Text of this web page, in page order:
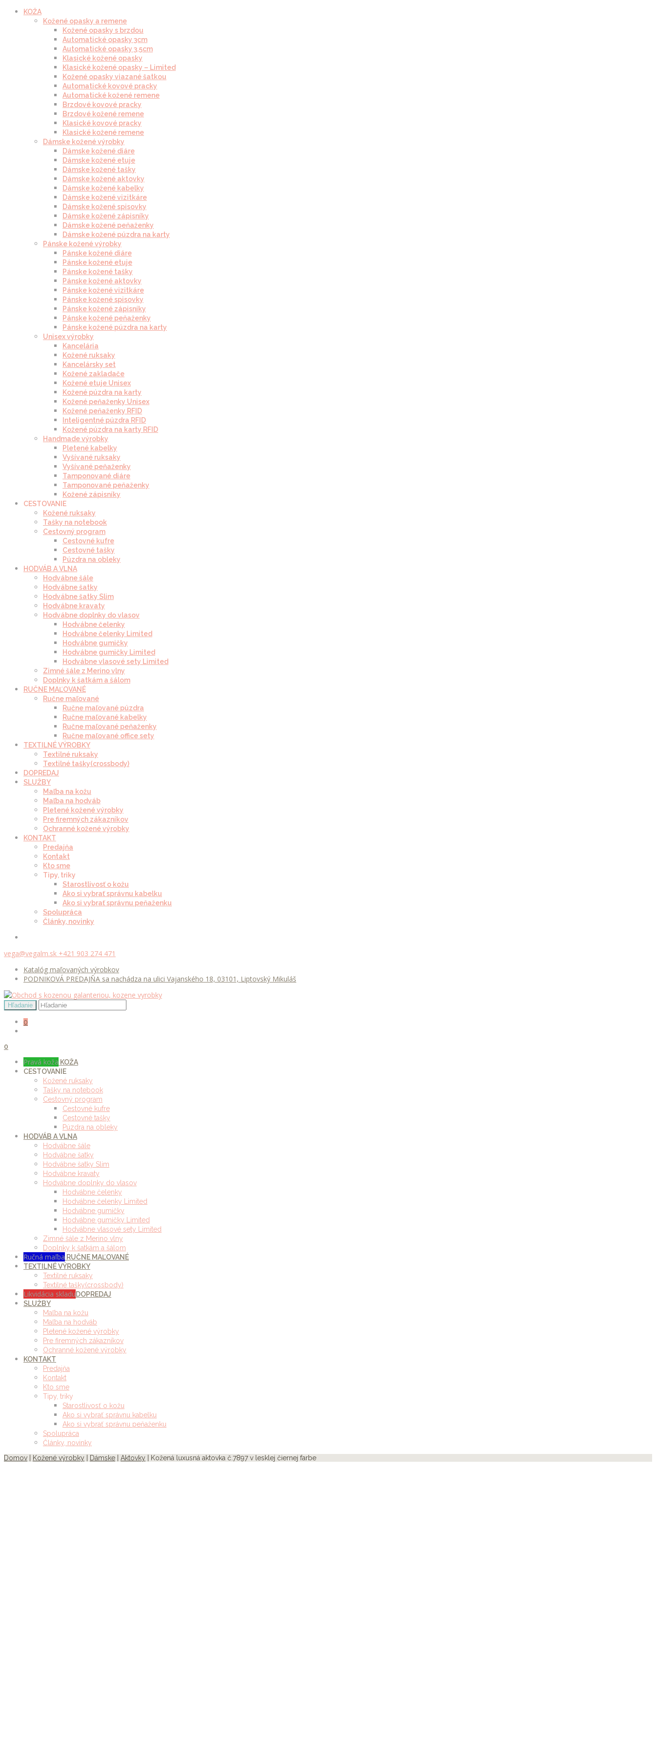
KOŽA
Kožené opasky a remene
Kožené opasky s brzdou
Automatické opasky 3cm
Automatické opasky 3.5cm
Klasické kožené opasky
Klasické kožené opasky – Limited
Kožené opasky viazané šatkou
Automatické kovové pracky
Automatické kožené remene
Brzdové kovové pracky
Brzdové kožené remene
Klasické kovové pracky
Klasické kožené remene
Dámske kožené výrobky
Dámske kožené diáre
Dámske kožené etuje
Dámske kožené tašky
Dámske kožené aktovky
Dámske kožené kabelky
Dámske kožené vizitkáre
Dámske kožené spisovky
Dámske kožené zápisníky
Dámske kožené peňaženky
Dámske kožené púzdra na karty
Pánske kožené výrobky
Pánske kožené diáre
Pánske kožené etuje
Pánske kožené tašky
Pánske kožené aktovky
Pánske kožené vizitkáre
Pánske kožené spisovky
Pánske kožené zápisníky
Pánske kožené peňaženky
Pánske kožené púzdra na karty
Unisex výrobky
Kancelária
Kožené ruksaky
Kancelársky set
Kožené zakladače
Kožené etuje Unisex
Kožené púzdra na karty
Kožené peňaženky Unisex
Kožené peňaženky RFID
Inteligentné púzdra RFID
Kožené púzdra na karty RFID
Handmade výrobky
Pletené kabelky
Vyšívané ruksaky
Vyšívané peňaženky
Tamponované diáre
Tamponované peňaženky
Kožené zápisníky
CESTOVANIE
Kožené ruksaky
Tašky na notebook
Cestovný program
Cestovné kufre
Cestovné tašky
Púzdra na obleky
HODVÁB A VLNA
Hodvábne šále
Hodvábne šatky
Hodvábne šatky Slim
Hodvábne kravaty
Hodvábne doplnky do vlasov
Hodvábne čelenky
Hodvábne čelenky Limited
Hodvábne gumičky
Hodvábne gumičky Limited
Hodvábne vlasové sety Limited
Zimné šále z Merino vlny
Doplnky k šatkám a šálom
RUČNE MAĽOVANÉ
Ručne maľované
Ručne maľované púzdra
Ručne maľované kabelky
Ručne maľované peňaženky
Ručne maľované office sety
TEXTILNÉ VÝROBKY
Textilné ruksaky
Textilné tašky(crossbody)
DOPREDAJ
SLUŽBY
Maľba na kožu
Maľba na hodváb
Pletené kožené výrobky
Pre firemných zákazníkov
Ochranné kožené výrobky
KONTAKT
Predajňa
Kontakt
Kto sme
Tipy, triky
Starostlivosť o kožu
Ako si vybrať správnu kabelku
Ako si vybrať správnu peňaženku
Spolupráca
Články, novinky
vega@vegalm.sk +421 903 274 471
Katalóg maľovaných výrobkov
PODNIKOVÁ PREDAJŇA sa nachádza na ulici Vajanského 18, 03101, Liptovský Mikuláš
0
0
Pravá koža KOŽA
CESTOVANIE
Kožené ruksaky
Tašky na notebook
Cestovný program
Cestovné kufre
Cestovné tašky
Púzdra na obleky
HODVÁB A VLNA
Hodvábne šále
Hodvábne šatky
Hodvábne šatky Slim
Hodvábne kravaty
Hodvábne doplnky do vlasov
Hodvábne čelenky
Hodvábne čelenky Limited
Hodvábne gumičky
Hodvábne gumičky Limited
Hodvábne vlasové sety Limited
Zimné šále z Merino vlny
Doplnky k šatkám a šálom
Ručná maľba RUČNE MAĽOVANÉ
TEXTILNÉ VÝROBKY
Textilné ruksaky
Textilné tašky(crossbody)
Likvidácia skladuDOPREDAJ
SLUŽBY
Maľba na kožu
Maľba na hodváb
Pletené kožené výrobky
Pre firemných zákazníkov
Ochranné kožené výrobky
KONTAKT
Predajňa
Kontakt
Kto sme
Tipy, triky
Starostlivosť o kožu
Ako si vybrať správnu kabelku
Ako si vybrať správnu peňaženku
Spolupráca
Články, novinky
Domov
Kožené výrobky Dámske Aktovky | Kožená luxusná aktovka č.7897 v lesklej čiernej farbe